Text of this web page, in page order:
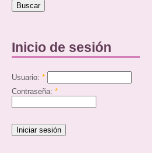
Inicio de sesión
Usuario: *
Contraseña: *